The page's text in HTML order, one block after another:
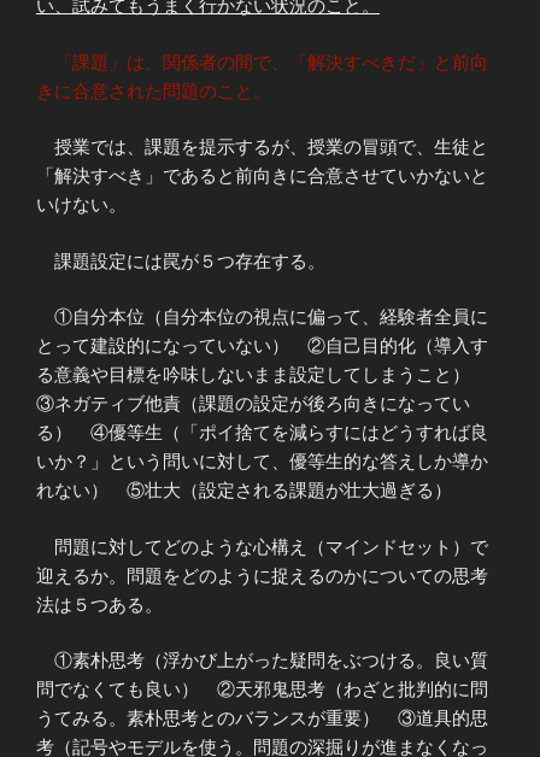
い、試みてもうまく行かない状況のこと。
「課題」は、関係者の間で、「解決すべきだ」と前向
きに合意された問題のこと。
授業では、課題を提示するが、授業の冒頭で、生徒と
「解決すべき」であると前向きに合意させていかないと
いけない。
課題設定には罠が５つ存在する。
①自分本位（自分本位の視点に偏って、経験者全員に
とって建設的になっていない） ②自己目的化（導入す
る意義や目標を吟味しないまま設定してしまうこと）
③ネガティブ他責（課題の設定が後ろ向きになってい
る） ④優等生（「ポイ捨てを減らすにはどうすれば良
いか？」という問いに対して、優等生的な答えしか導か
れない） ⑤壮大（設定される課題が壮大過ぎる）
問題に対してどのような心構え（マインドセット）で
迎えるか。問題をどのように捉えるのかについての思考
法は５つある。
①素朴思考（浮かび上がった疑問をぶつける。良い質
問でなくても良い） ②天邪鬼思考（わざと批判的に問
うてみる。素朴思考とのバランスが重要） ③道具的思
考（記号やモデルを使う。問題の深掘りが進まなくなっ